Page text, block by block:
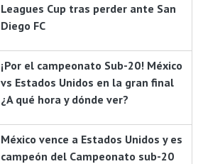
Leagues Cup tras perder ante San
Diego FC
¡Por el campeonato Sub-20! México
vs Estados Unidos en la gran final
¿A qué hora y dónde ver?
México vence a Estados Unidos y es
campeón del Campeonato sub-20